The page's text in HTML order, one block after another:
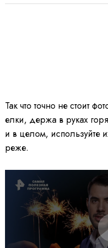
Так что точно не стоит
елки, держа в руках
и в целом, используйте
реже.